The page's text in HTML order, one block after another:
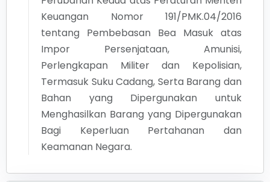
Keuangan Nomor 191/PMK.04/2016
tentang Pembebasan Bea Masuk atas
Impor Persenjataan, Amunisi,
Perlengkapan Militer dan Kepolisian,
Termasuk Suku Cadang, Serta Barang dan
Bahan yang Dipergunakan untuk
Menghasilkan Barang yang Dipergunakan
Bagi Keperluan Pertahanan dan
Keamanan Negara.